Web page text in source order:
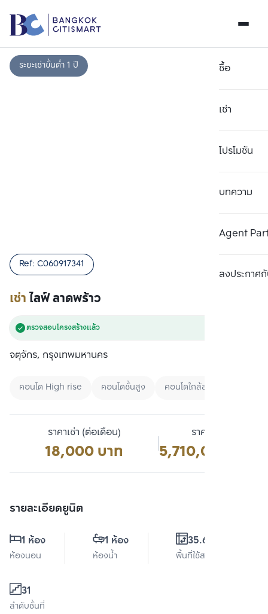
ซื้อ
เช่า
โปรโมชัน
บทความ
Agent
ลงประกาศกั
ระยะเช่าขั้นต่ำ 1 ปี
เช่าไลฟ์ ลาดพร้าว
Ref: C060917341
ตรวจสอบโครงสร้างแล้ว
จตุจักร, กรุงเทพมหานคร
คอนโด High rise คอนโดชั้นสูง คอนโดใกล้สวน
ราคาขาย
5,710,000 บาท
ราคาเช่า (ต่อเดือน)
18,000 บาท
รายละเอียดยูนิต
1 ห้อง
ห้องนอน
1 ห้อง
ห้องน้ำ
35.61 ตร.ม.
พื้นที่ใช้สอย
31
ลำดับชั้นที่
เปรียบเทียบ